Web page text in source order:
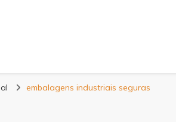
Centenário
embalagens industriais seguras